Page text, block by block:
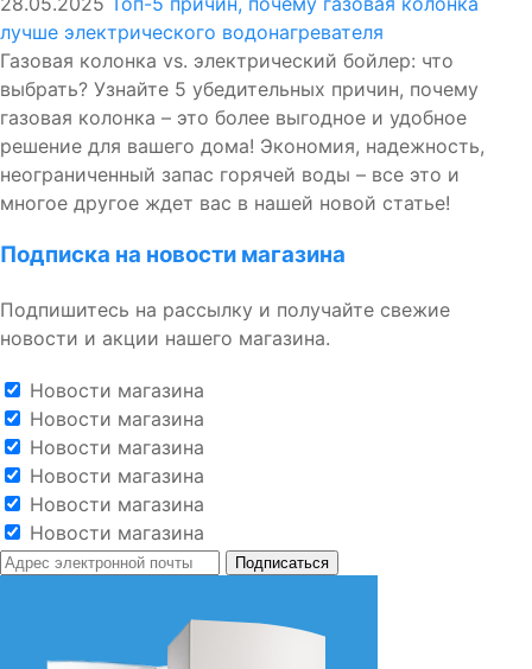
лучше электрического водонагревателя
Газовая колонка vs. электрический бойлер: что
выбрать? Узнайте 5 убедительных причин, почему
газовая колонка – это более выгодное и удобное
решение для вашего дома! Экономия, надежность,
неограниченный запас горячей воды – все это и
многое другое ждет вас в нашей новой статье!
Подписка на новости магазина
Подпишитесь на рассылку и получайте свежие
новости и акции нашего магазина.
Новости магазина
Новости магазина
Новости магазина
Новости магазина
Новости магазина
Новости магазина